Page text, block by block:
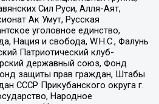
Сил Руси, Алля-Аят,
Ак Умут, Русская
уголовное единство,
Нация и свобода, W.H.С., Фалунь
Патриотический клуб-
державный союз, Фонд
защиты прав граждан, Штабы
СССР Прикубанского округа г.
Народное